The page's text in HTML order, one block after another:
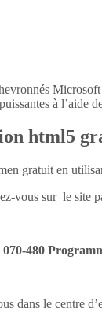
à l’aide
html5
gratuit en
vous sur le site
070-480
dans le centre